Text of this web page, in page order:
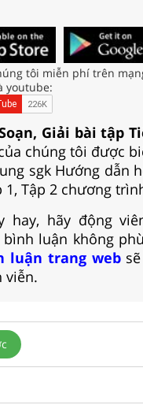
tôi miễn phí trên
youtube:
Giải bài tập
chúng tôi được
sgk Hướng dẫn
1, Tập 2 chương
hay, hãy động
bình luận không
luận trang websẽ
viễn.